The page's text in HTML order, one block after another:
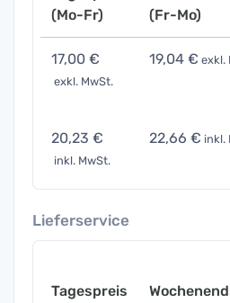
(Mo-Fr)
(Fr-Mo)
17,00 €
exkl. MwSt.
19,04 € exkl.
20,23 €
inkl. MwSt.
22,66 € inkl.
Lieferservice
Tagespreis